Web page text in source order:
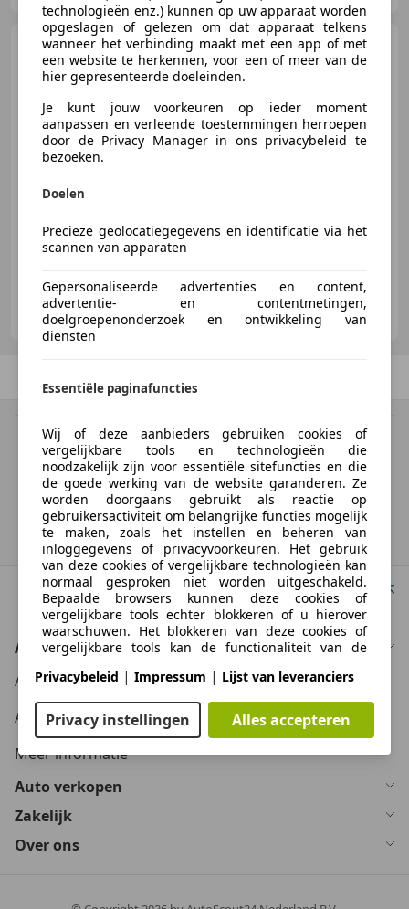
Yamaha MT-09 Tour ABS
119PK 2026 NEW UIT VOORRAAD
/ COMPLETE DO
€ 14.499 1
Jan Blonk Auto's
NL-2407 BE ALPHEN AAN DEN RIJN
BTW verrekenbaar
Specificatie van de fabrikant voor nieuwe voertuigen. Afhankelijk van de
kilometerstand, het rijgedrag, de leeftijd van de batterij en het
laadgedrag, kan de radius van occasies aanzienlijk variëren.
Homepage
Naar boven
Auto kopen
Auto kooptips
Auto zoektips
Meer informatie
Auto verkopen
Zakelijk
Over ons
technologieën enz.) kunnen op uw apparaat worden
opgeslagen of gelezen om dat apparaat telkens
wanneer het verbinding maakt met een app of met
een website te herkennen, voor een of meer van de
hier gepresenteerde doeleinden.
Je kunt jouw voorkeuren op ieder moment
aanpassen en verleende toestemmingen herroepen
door de Privacy Manager in ons privacybeleid te
bezoeken.
Doelen
Precieze geolocatiegegevens en identificatie via het
scannen van apparaten
Gepersonaliseerde advertenties en content,
advertentie- en contentmetingen,
doelgroepenonderzoek en ontwikkeling van
diensten
Essentiële paginafuncties
Wij of deze aanbieders gebruiken cookies of
vergelijkbare tools en technologieën die
noodzakelijk zijn voor essentiële sitefuncties en die
de goede werking van de website garanderen. Ze
worden doorgaans gebruikt als reactie op
gebruikersactiviteit om belangrijke functies mogelijk
te maken, zoals het instellen en beheren van
inloggegevens of privacyvoorkeuren. Het gebruik
van deze cookies of vergelijkbare technologieën kan
normaal gesproken niet worden uitgeschakeld.
Bepaalde browsers kunnen deze cookies of
vergelijkbare tools echter blokkeren of u hierover
waarschuwen. Het blokkeren van deze cookies of
vergelijkbare tools kan de functionaliteit van de
Geavanceerde paginafuncties
Wij en derden gebruiken verschillende
vergelijkbare tools op onze website, om u
verbeterde gebruikerservaring te garanderen. Via
mogelijk om ons aanbod te personaliseren -
in uw regio te tonen of om gepersonaliseerde
Privacybeleid | Impressum | Lijst van leveranciers
Privacy instellingen Alles accepteren